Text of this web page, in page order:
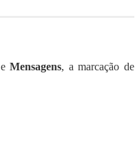
eMensagens, a marcação de